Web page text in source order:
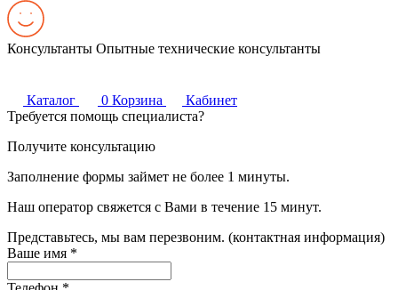
Консультанты Опытные технические консультанты
Каталог 0 Корзина
Кабинет
Требуется помощь специалиста?
Получите консультацию
Заполнение формы займет не более 1 минуты.
Наш оператор свяжется с Вами в течение 15 минут.
Представьтесь, мы вам перезвоним. (контактная информация)
Ваше имя *